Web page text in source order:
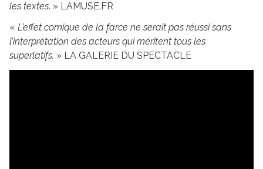
les textes. » LAMUSE.FR
« L’effet comique de la farce ne serait pas réussi sans
l’interprétation des acteurs qui méritent tous les
superlatifs. » LA GALERIE DU SPECTACLE